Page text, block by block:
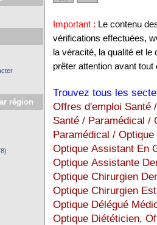
région
Important : Le contenu
vérifications effectuées,
la véracité, la qualité et
prêter attention avant tout
Trouvez tous les
Offres d'emploi Santé
Santé / Paramédical /
Paramédical /
Optique Assistant En
Optique Assistante
Optique Chirurgien
Optique Chirurgien
Optique Délégué
Optique Diététicien,